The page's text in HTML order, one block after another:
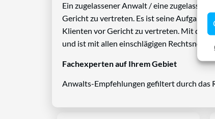
Ein zugelassener Anwalt / eine zugelassen
Gericht zu vertreten. Es ist seine Aufgabe,
Klienten vor Gericht zu vertreten. Mit
und ist mit allen einschlägigen
Fachexperten auf Ihrem Gebiet
Anwalts-Empfehlungen gefiltert durch das